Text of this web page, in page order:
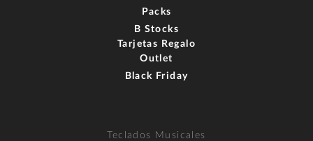
Packs
B Stocks
Tarjetas Regalo
Outlet
Black Friday
Teclados Musicales